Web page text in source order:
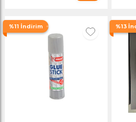
%11 İndirim %13